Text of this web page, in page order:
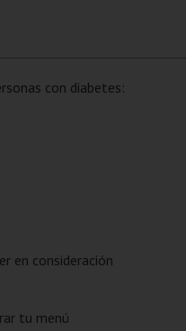
con diabetes:
en consideración
tu menú